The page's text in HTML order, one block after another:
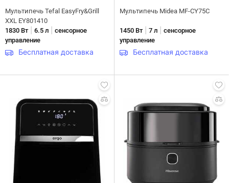
Мультипечь Tefal EasyFry&Grill
XXL EY801410
1830 Вт| 6.5 л
сенсорное
управление
Бесплатная доставка
Мультипечь Midea MF-CY75C
1450 Вт| 7 л
сенсорное
управление
Бесплатная доставка